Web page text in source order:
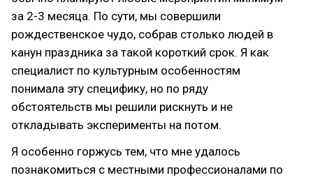
за 2-3 месяца. По сути, мы совершили
рождественское чудо, собрав столько людей в
канун праздника за такой короткий срок. Я как
специалист по культурным особенностям
понимала эту специфику, но по ряду
обстоятельств мы решили рискнуть и не
откладывать эксперименты на потом.
Я особенно горжусь тем, что мне удалось
познакомиться с местными профессионалами по